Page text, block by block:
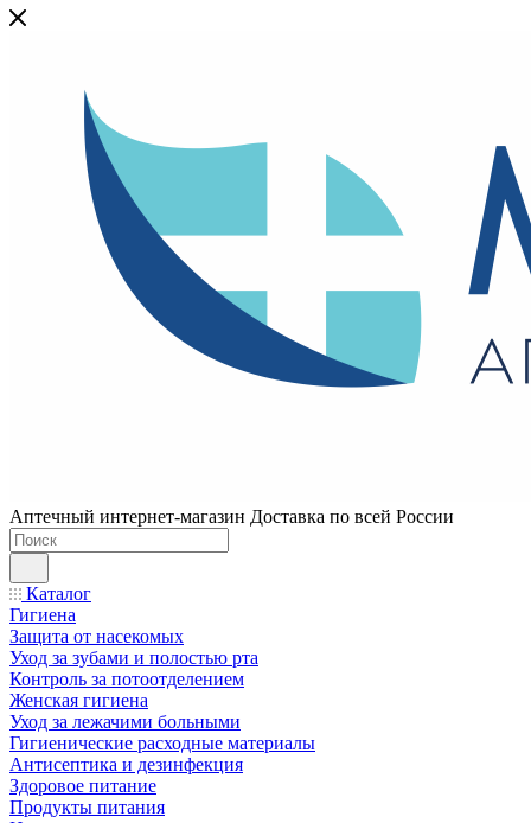
Аптечный интернет-магазин Доставка по всей России
Каталог
Гигиена
Защита от насекомых
Уход за зубами и полостью рта
Контроль за потоотделением
Женская гигиена
Уход за лежачими больными
Гигиенические расходные материалы
Антисептика и дезинфекция
Здоровое питание
Продукты питания